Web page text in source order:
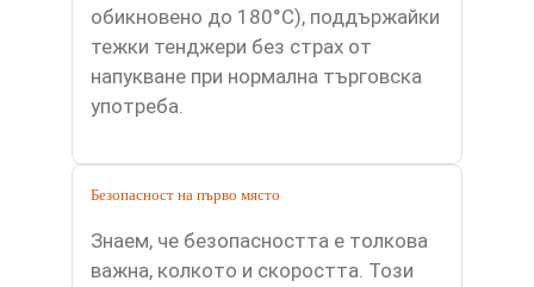
обикновено до 180°C), поддържайки
тежки тенджери без страх от
напукване при нормална търговска
употреба.
Безопасност на първо място
Знаем, че безопасността е толкова
важна, колкото и скоростта. Този